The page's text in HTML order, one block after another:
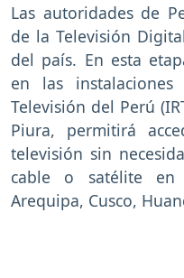
Las autoridades de
de la Televisión
del país. En esta
en las
Televisión del Perú
Piura, permitirá
televisión sin
cable o satélite en
Arequipa, Cusco,